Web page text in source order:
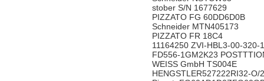
stober S/N 1677629
PIZZATO FG 60DD6D0B
Schneider MTN405173
PIZZATO FR 18C4
11164250 ZVI-HBL3-00-
FD556-1GM2K23
WEISS GmbH TS004E
HENGSTLER527222RI32-